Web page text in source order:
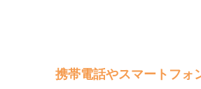
携帯電話やスマートフォ